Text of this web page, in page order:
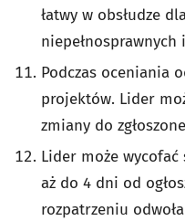
łatwy w obsłudze
niepełnosprawnych
Podczas oceniania
projektów. Lider
zmiany do
Lider może
aż do 4 dni od
rozpatrzeniu